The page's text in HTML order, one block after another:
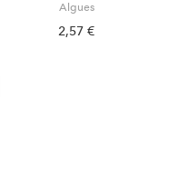
Algues
2,57 €